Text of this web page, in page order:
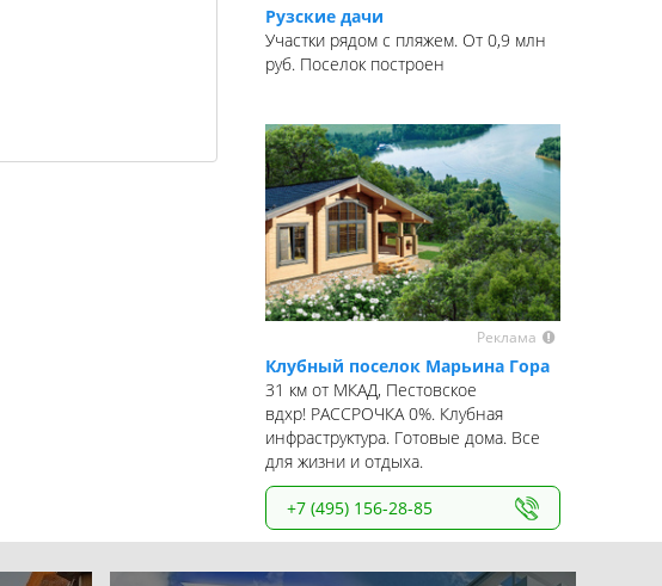
Рузские дачи
Участки рядом с пляжем. От 0,9 млн
руб. Поселок построен
Реклама
Клубный поселок Марьина Гора
31 км от МКАД, Пестовское
вдхр! РАССРОЧКА 0%. Клубная
инфраструктура. Готовые дома. Все
для жизни и отдыха.
+7 (495) 156-28-85